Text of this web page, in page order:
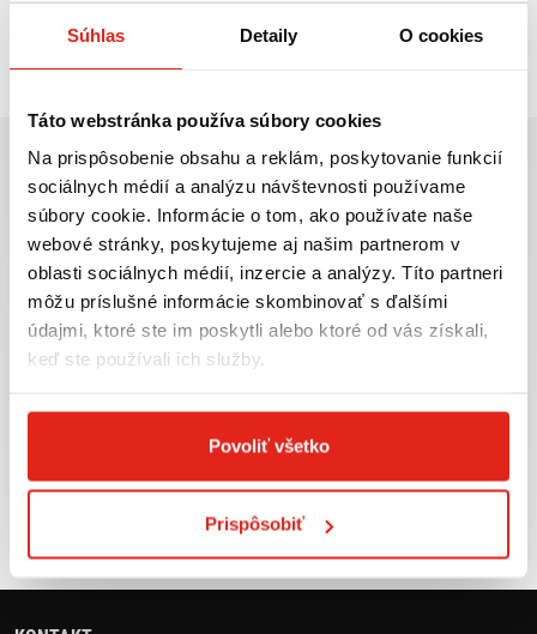
Súhlas Detaily O cookies
Táto webstránka používa súbory cookies
Na prispôsobenie obsahu a reklám, poskytovanie funkcií
sociálnych médií a analýzu návštevnosti používame
súbory cookie. Informácie o tom, ako používate naše
webové stránky, poskytujeme aj našim partnerom v
oblasti sociálnych médií, inzercie a analýzy. Títo partneri
môžu príslušné informácie skombinovať s ďalšími
údajmi, ktoré ste im poskytli alebo ktoré od vás získali,
keď ste používali ich služby.
Povoliť všetko
Prispôsobiť
Najväčší výber moto
príslušenstva ihneď k
odberu
VIAC INFO
Doprava ZADARMO pre
objednávky nad 50€ v rámci
SR
VIAC INFO
expedujeme do 24 hod.
ZADARMO do 30 dní